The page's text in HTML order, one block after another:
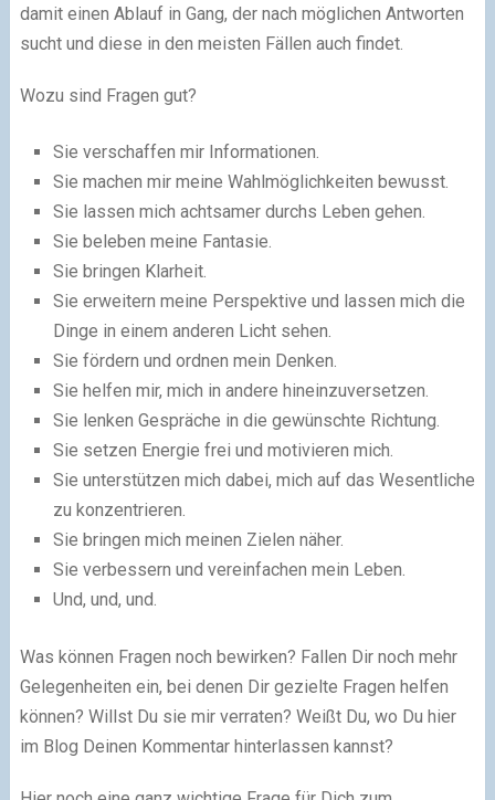
damit einen Ablauf in Gang, der nach möglichen Antworten
sucht und diese in den meisten Fällen auch findet.
Wozu sind Fragen gut?
Sie verschaffen mir Informationen.
Sie machen mir meine Wahlmöglichkeiten bewusst.
Sie lassen mich achtsamer durchs Leben gehen.
Sie beleben meine Fantasie.
Sie bringen Klarheit.
Sie erweitern meine Perspektive und lassen mich die
Dinge in einem anderen Licht sehen.
Sie fördern und ordnen mein Denken.
Sie helfen mir, mich in andere hineinzuversetzen.
Sie lenken Gespräche in die gewünschte Richtung.
Sie setzen Energie frei und motivieren mich.
Sie unterstützen mich dabei, mich auf das Wesentliche
zu konzentrieren.
Sie bringen mich meinen Zielen näher.
Sie verbessern und vereinfachen mein Leben.
Und, und, und.
Was können Fragen noch bewirken? Fallen Dir noch mehr
Gelegenheiten ein, bei denen Dir gezielte Fragen helfen
können? Willst Du sie mir verraten? Weißt Du, wo Du hier
im Blog Deinen Kommentar hinterlassen kannst?